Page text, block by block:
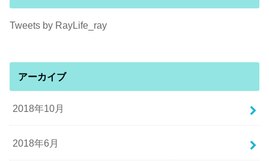
Tweets by RayLife_ray
アーカイブ
2018年10月
2018年6月